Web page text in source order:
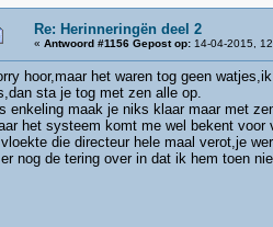
Re: Herinneringën deel 2
« Antwoord #1156 Gepost op:14-04-2015,
hoor,maar het waren tog geen
sta je tog met zen alle op.
enkeling maak je niks klaar maar met
het systeem komt me wel bekent
die directeur hele maal verot,je
nog de tering over in dat ik hem toen